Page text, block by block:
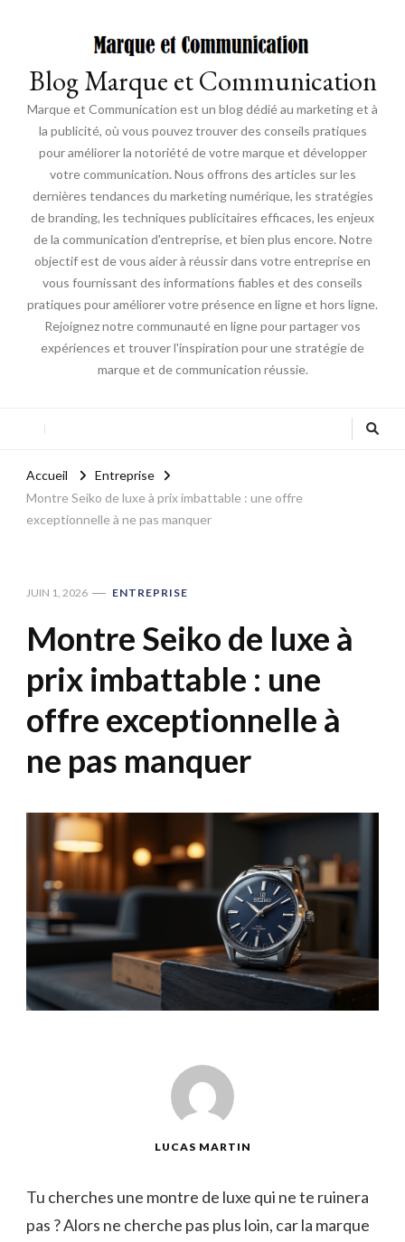
Blog Marque et Communication
Marque et Communication est un blog dédié au marketing et à
la publicité, où vous pouvez trouver des conseils pratiques
pour améliorer la notoriété de votre marque et développer
votre communication. Nous offrons des articles sur les
dernières tendances du marketing numérique, les stratégies
de branding, les techniques publicitaires efficaces, les enjeux
de la communication d'entreprise, et bien plus encore. Notre
objectif est de vous aider à réussir dans votre entreprise en
vous fournissant des informations fiables et des conseils
pratiques pour améliorer votre présence en ligne et hors ligne.
Rejoignez notre communauté en ligne pour partager vos
expériences et trouver l'inspiration pour une stratégie de
marque et de communication réussie.
Accueil
Entreprise
Montre Seiko de luxe à prix imbattable : une offre
exceptionnelle à ne pas manquer
JUIN 1, 2026 ENTREPRISE
Montre Seiko de luxe à
prix imbattable : une
offre exceptionnelle à
ne pas manquer
LUCAS MARTIN
Tu cherches une montre de luxe qui ne te ruinera
pas ? Alors ne cherche pas plus loin, car la marque